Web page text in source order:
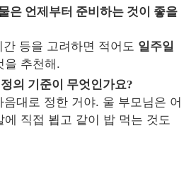
은 언제부터 준비하는 것이 좋을
등을 고려하면 적어도 일주일
을 추천해.
의 기준이 무엇인가요?
대로 정한 거야. 울 부모님은 어
에 직접 뵙고 같이 밥 먹는 것도